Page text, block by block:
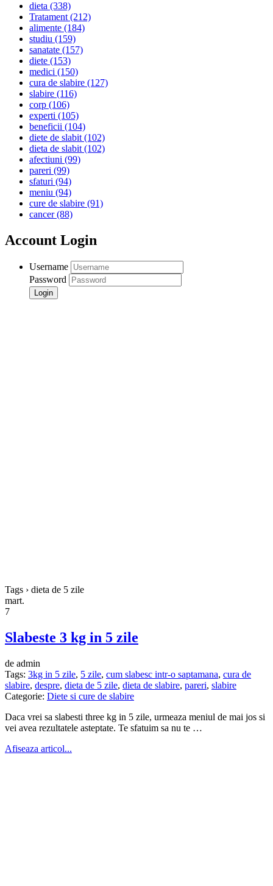
dieta (338)
Tratament(212)
alimente (184)
studiu (159)
sanatate (157)
diete (153)
medici (150)
cura de slabire (127)
slabire (116)
corp (106)
experti (105)
beneficii (104)
diete de slabit(102)
dieta de slabit(102)
afectiuni (99)
pareri (99)
sfaturi (94)
meniu (94)
cure de slabire (91)
cancer(88)
Account Login
Username
Password
Tags › dieta de 5 zile
mart.
7
Slabeste 3 kg in 5 zile
de admin
Tags: 3kg in 5 zile, 5 zile, cum slabesc intr-o saptamana, cura de
slabire, despre, dieta de 5 zile, dieta de slabire, pareri, slabire
Categorie: Diete si cure de slabire
Daca vrei sa slabesti three kg in 5 zile, urmeaza meniul de mai jos si
vei avea rezultatele asteptate. Te sfatuim sa nu te …
Afiseaza articol...